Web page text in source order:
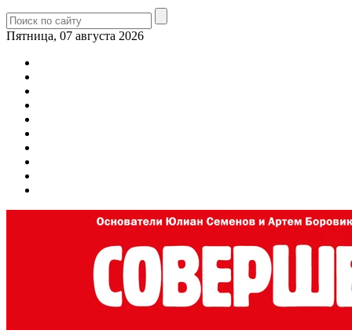
Пятница, 07 августа 2026